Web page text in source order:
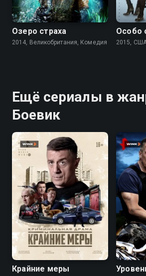
4.1 4.0
Озеро страха
2014, Великобритания, Комедия
5.4
Особо
2015,
Ещё сериалы в
Боевик
Крайние меры